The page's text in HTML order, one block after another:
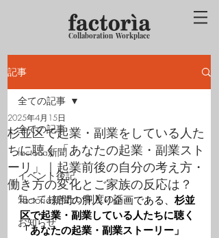
Collaboration Workplace
記事
全ての記事
factoria新聞
イベント後記
知っておきたい制度の話
お知らせ
全ての記事
杉並区で起業・副業をしている人た
ちに聴く「あなたの起業・副業スト
ーリ」｜起業前後の自分の考え方・
働き方の変化とご家族の反応は？
2025年4月15日
factoria新聞の肝入り企画である、 杉並
区で起業・副業している人たちに聴く
「あなたの起業・副業ストーリー」